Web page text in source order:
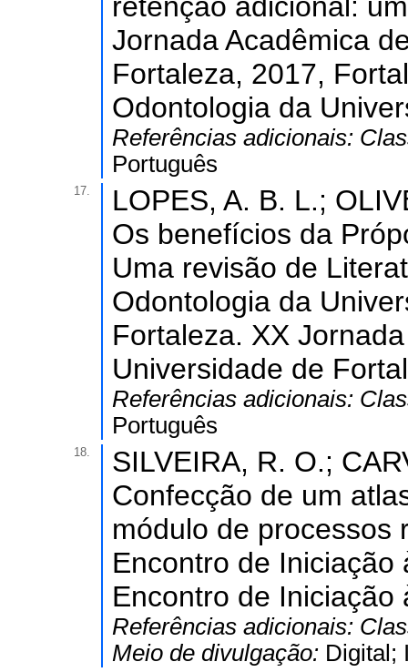
Jornada Acadêmica
Fortaleza, 2017,
Odontologia da
Referências adicionais:
Português
17.
LOPES, A. B. L.;
Os benefícios da
Uma revisão de
Odontologia da
Fortaleza. XX
Universidade de
Referências adicionais:
Português
18.
SILVEIRA, R. O.;
Confecção de um
módulo de processos
Encontro de
Encontro de Iniciação
Referências adicionais:
Meio de divulgação: Digital;